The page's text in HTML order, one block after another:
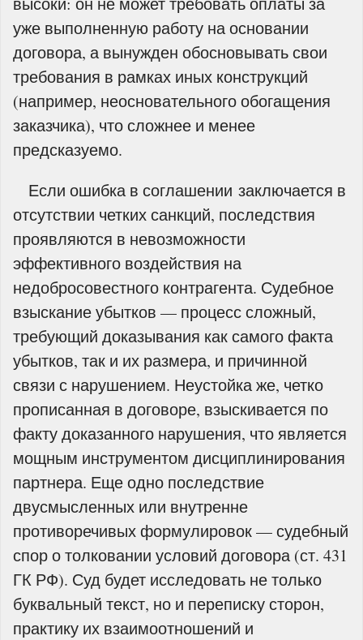
уже выполненную работу на основании
договора, а вынужден обосновывать свои
требования в рамках иных конструкций
(например, неосновательного обогащения
заказчика), что сложнее и менее
предсказуемо.
Если ошибка в соглашении заключается в
отсутствии четких санкций, последствия
проявляются в невозможности
эффективного воздействия на
недобросовестного контрагента. Судебное
взыскание убытков — процесс сложный,
требующий доказывания как самого факта
убытков, так и их размера, и причинной
связи с нарушением. Неустойка же, четко
прописанная в договоре, взыскивается по
факту доказанного нарушения, что является
мощным инструментом дисциплинирования
партнера. Еще одно последствие
двусмысленных или внутренне
противоречивых формулировок — судебный
спор о толковании условий договора (ст. 431
ГК РФ). Суд будет исследовать не только
буквальный текст, но и переписку сторон,
практику их взаимоотношений и